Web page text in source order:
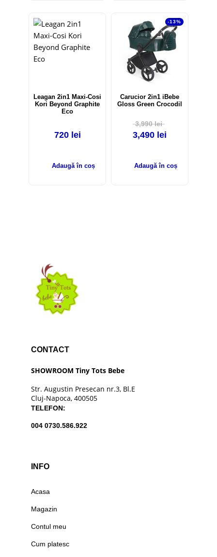
Leagan 2in1 Maxi-Cosi
Kori Beyond Graphite
Eco
720 lei
Adaugă în coș
-13%
Carucior 2in1 iBebe
Gloss Green Crocodil
3,990lei
3,490 lei
Adaugă în coș
CONTACT
SHOWROOM Tiny Tots Bebe
Str. Augustin Presecan nr.3, Bl.E
Cluj-Napoca, 400505
TELEFON:
004 0730.586.922
INFO
Acasa
Magazin
Contul meu
Cum platesc